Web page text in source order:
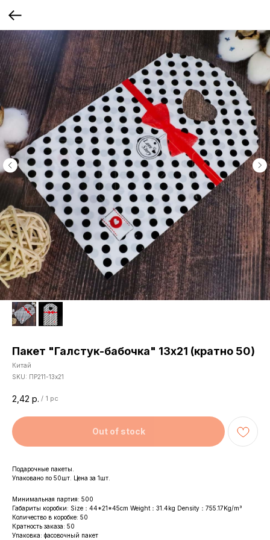
Пакет "Галстук-бабочка" 13х21 (кратно 50)
Китай
SKU: ПР211-13х21
2,42 р. / 1 pc
Out of stock
Подарочные пакеты.
Упаковано по 50шт. Цена за 1шт.
Минимальная партия: 500
Габариты коробки: Size：44*21*45cm Weight：31.4kg Density：755.17Kg/m³
Количество в коробке: 50
Кратность заказа: 50
Упаковка: фасовочный пакет